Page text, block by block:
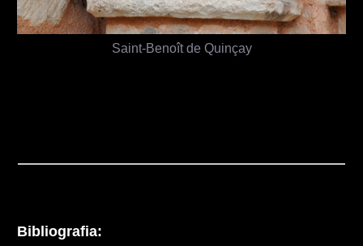
Saint-Benoît de Quinçay
Bibliografia: